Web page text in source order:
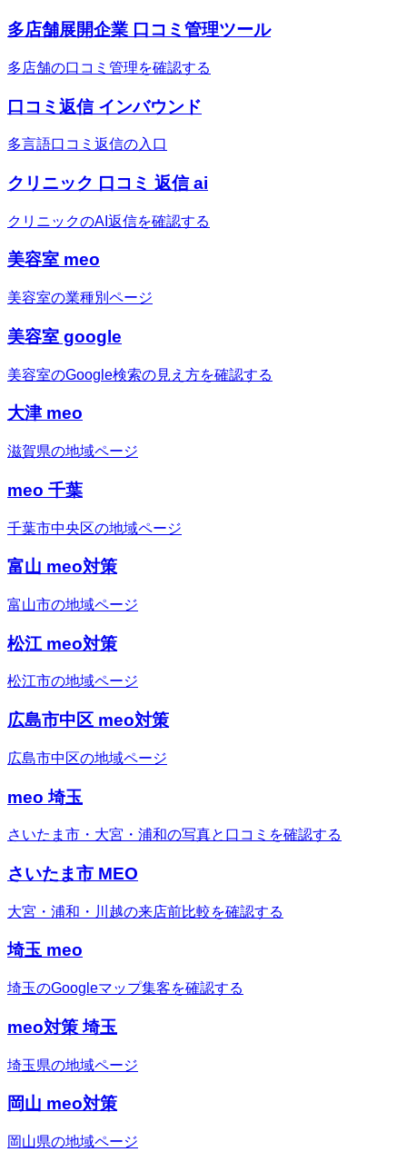
多店舗展開企業 口コミ管理ツール
多店舗の口コミ管理を確認する
口コミ返信 インバウンド
多言語口コミ返信の入口
クリニック 口コミ 返信 ai
クリニックのAI返信を確認する
美容室 meo
美容室の業種別ページ
美容室 google
美容室のGoogle検索の見え方を確認する
大津 meo
滋賀県の地域ページ
meo 千葉
千葉市中央区の地域ページ
富山 meo対策
富山市の地域ページ
松江 meo対策
松江市の地域ページ
広島市中区 meo対策
広島市中区の地域ページ
meo 埼玉
さいたま市・大宮・浦和の写真と口コミを確認する
さいたま市 MEO
大宮・浦和・川越の来店前比較を確認する
埼玉 meo
埼玉のGoogleマップ集客を確認する
meo対策 埼玉
埼玉県の地域ページ
岡山 meo対策
岡山県の地域ページ